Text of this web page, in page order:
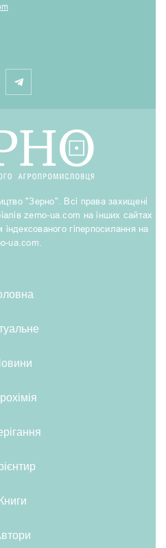
"Зерно". Всі права захищені
zerno-ua.com на інших сайтах
гіперпосилання на
ua.com.